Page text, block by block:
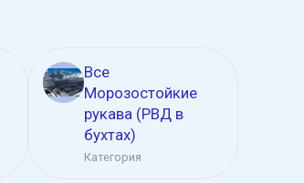
Все
Морозостойкие
рукава (РВД в
бухтах)
Категория